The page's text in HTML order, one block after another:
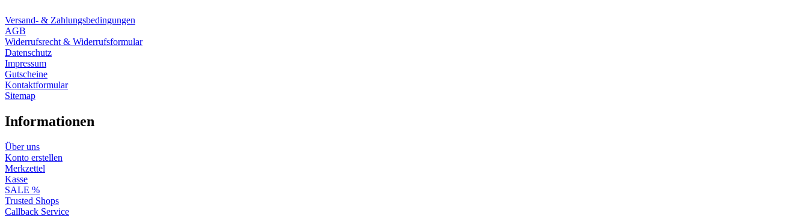
Versand- & Zahlungsbedingungen
AGB
Widerrufsrecht & Widerrufsformular
Datenschutz
Impressum
Gutscheine
Kontaktformular
Sitemap
Informationen
Über uns
Konto erstellen
Merkzettel
Kasse
SALE %
Trusted Shops
Callback Service